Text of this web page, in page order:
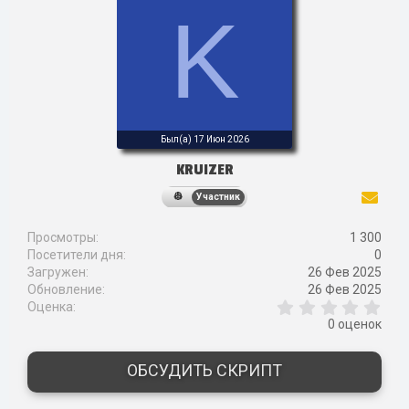
K
Был(а) 17 Июн 2026
KRUIZER
Участник
Просмотры
1 300
Посетители дня
0
Загружен
26 Фев 2025
Обновление
26 Фев 2025
Оценка
,
з
в
0 оценок
ОБСУДИТЬ СКРИПТ